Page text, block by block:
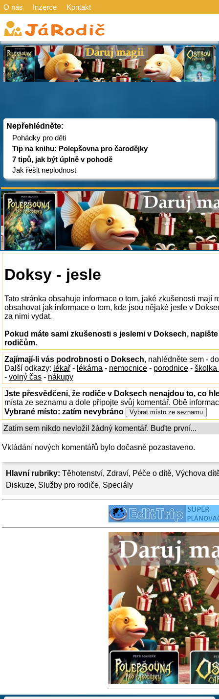
O nás Inzerce Kontakt
Nepřehlédněte:
Pohádky pro děti
Tip na knihu: Polepšovna pro čarodějky
7 tipů, jak být úplně v pohodě
Jak řešit neplodnost
Hlavní rubriky: Těhotenství, Zdraví, Péče o dítě, Výchova
Diskuze, Služby pro rodiče, Speciály
Doksy - jesle
Tato stránka obsahuje informace o tom, jaké zkušenosti mají
obsahovat jak informace o tom, kde jsou nějaké jesle v
za nimi vydat.
Pokud máte sami zkušenosti s jeslemi v Doksech,
rodičům.
Zajímají-li vás podrobnosti o Doksech, nahlédněte sem -
Další odkazy: lékař - lékárna - nemocnice - porodnice - školka
- volný čas - nákupy
Jste přesvědčeni, že rodiče v Doksech nenajdou to, co
místa ze seznamu a dole připojte svůj komentář. Obě
Vybrané místo: zatím nevybráno
Zatím sem nikdo nevložil žádný komentář. Buďte první...
Vkládání nových komentářů bylo dočasně pozastaveno.